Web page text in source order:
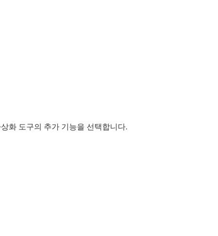
화 도구의 추가 기능을 선택합니다.